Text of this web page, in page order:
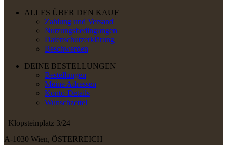
ALLES ÜBER DEN KAUF
Zahlung und Versand
Nutzungsbedingungen
Datenschutzerklärung
Beschwerden
DEINE BESTELLUNGEN
Bestellungen
Meine Adressen
Konto-Details
Wunschzettel
Klopsteinplatz 3/24
A-1030 Wien, ÖSTERREICH